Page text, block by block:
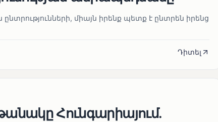
ընտրությունների, միայն իրենք պետք է ընտրեն իրենց
Դիտել
Հունգարիայում․